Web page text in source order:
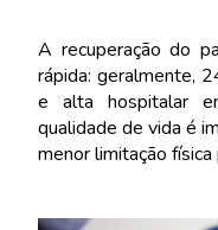
A recuperação do
rápida: geralmente,
e alta hospitalar
qualidade de vida é
menor limitação